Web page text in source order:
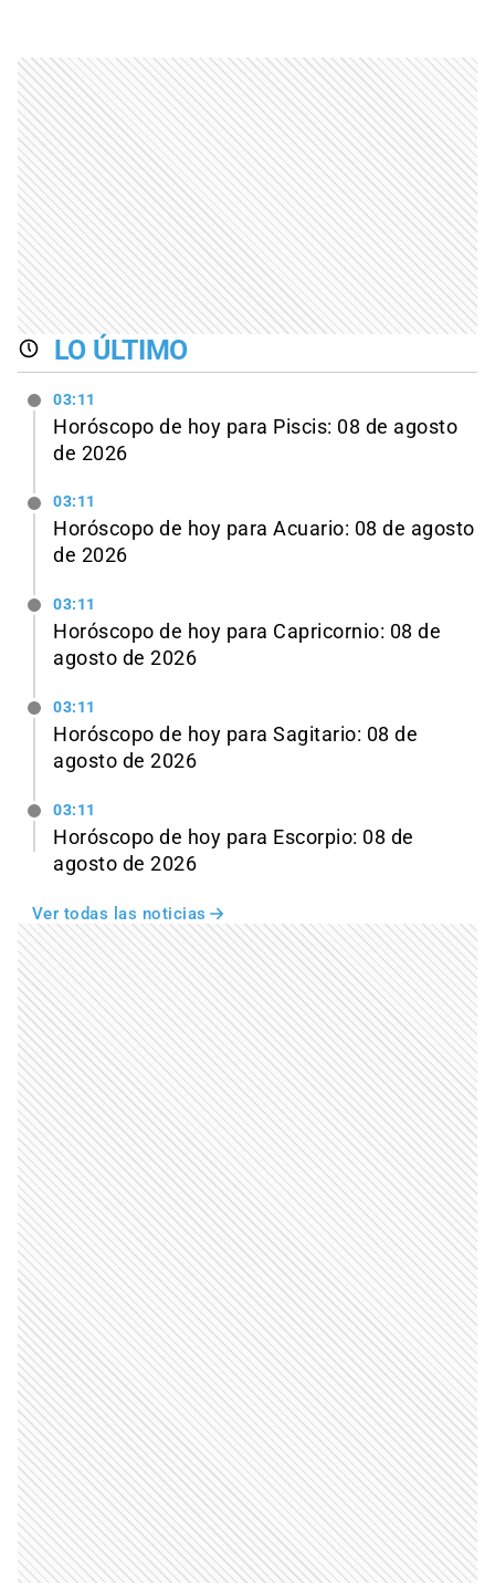
LO ÚLTIMO
03:11
Horóscopo de hoy para Piscis: 08 de agosto
de 2026
03:11
Horóscopo de hoy para Acuario: 08 de agosto
de 2026
03:11
Horóscopo de hoy para Capricornio: 08 de
agosto de 2026
03:11
Horóscopo de hoy para Sagitario: 08 de
agosto de 2026
03:11
Horóscopo de hoy para Escorpio: 08 de
agosto de 2026
Ver todas las noticias